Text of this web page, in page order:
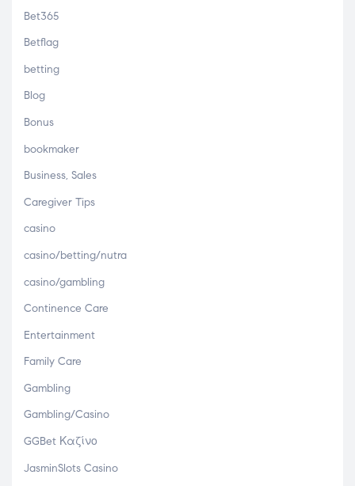
Bet365
Betflag
betting
Blog
Bonus
bookmaker
Business, Sales
Caregiver Tips
casino
casino/betting/nutra
casino/gambling
Continence Care
Entertainment
Family Care
Gambling
Gambling/Casino
GGBet Καζίνο
JasminSlots Casino